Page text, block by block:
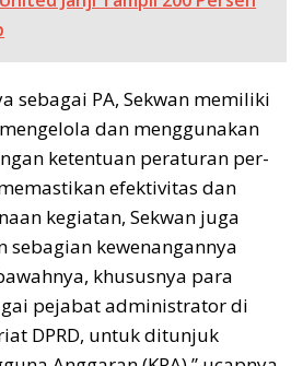
sebagai PA, Sekwan memiliki
dan menggunakan
ketentuan peraturan per-
efektivitas dan
kegiatan, Sekwan juga
kewenangannya
khususnya para
pejabat administrator di
DPRD, untuk ditunjuk